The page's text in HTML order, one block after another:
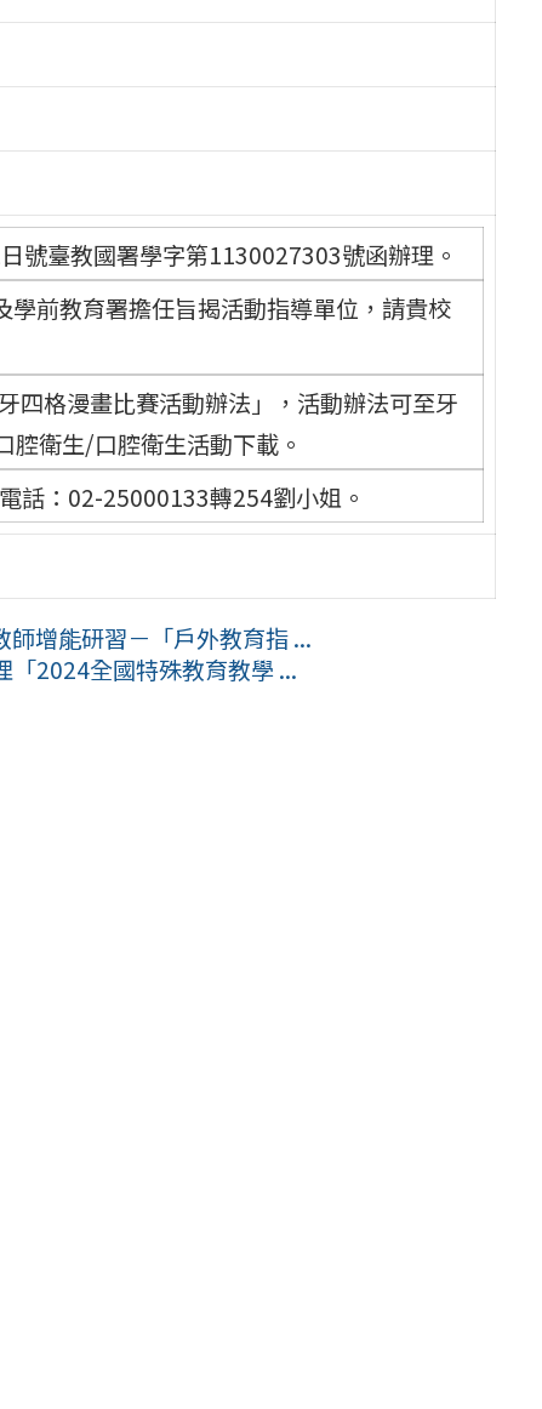
號臺教國署學字第1130027303號函辦理。
前教育署擔任旨揭活動指導單位，請貴校
四格漫畫比賽活動辦法」，活動辦法可至牙
衛生/口腔衛生活動下載。
話：02-25000133轉254劉小姐。
增能研習－「戶外教育指 ...
「2024全國特殊教育教學 ...